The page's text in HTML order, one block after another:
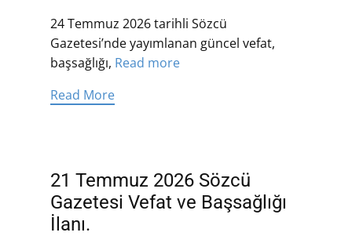
24 Temmuz 2026 tarihli Sözcü
Gazetesi’nde yayımlanan güncel vefat,
başsağlığı, Read more
Read More
21 Temmuz 2026 Sözcü
Gazetesi Vefat ve Başsağlığı
İlanı.